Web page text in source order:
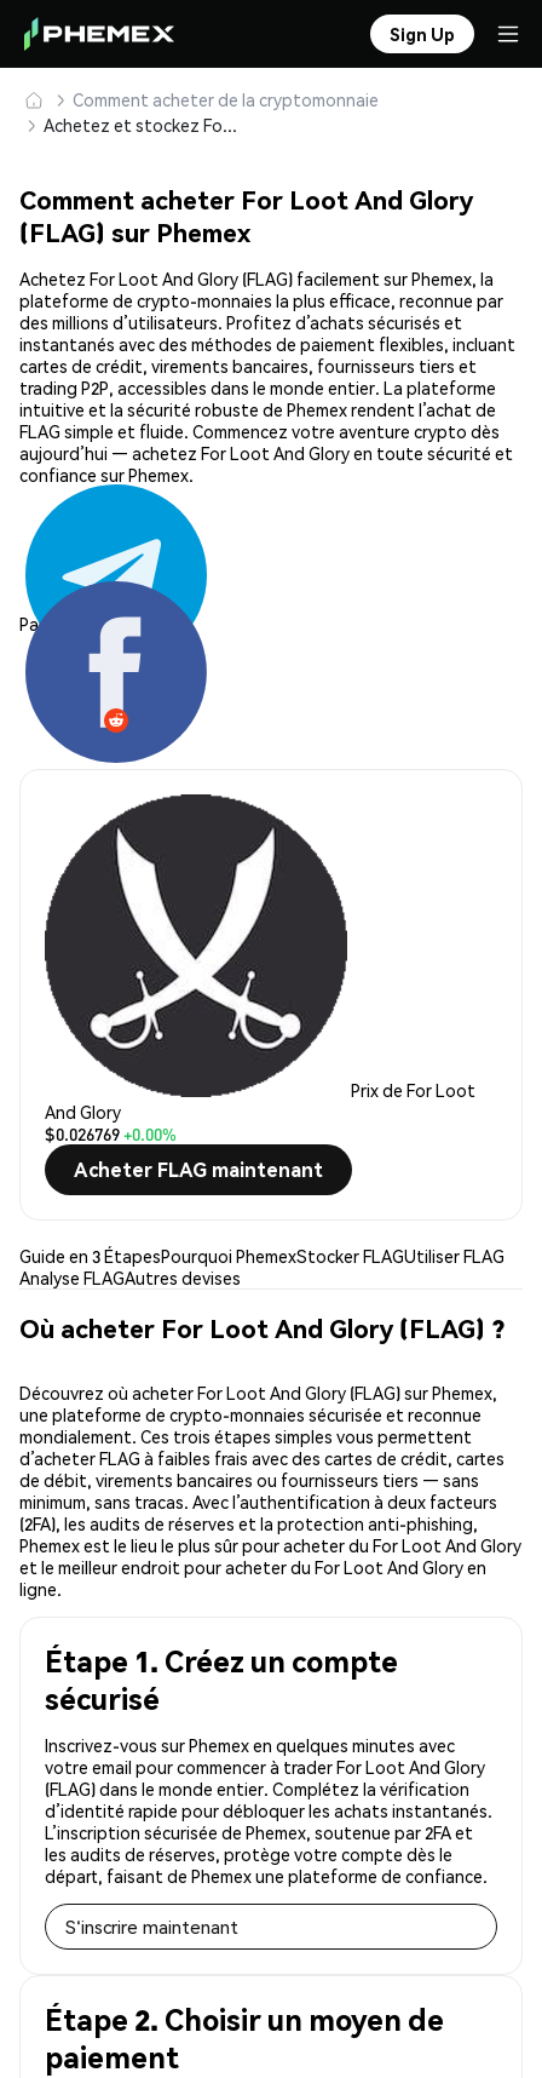
Sign Up
Comment acheter de la cryptomonnaie
Achetez et stockez For Loot And Glory (FLAG) en toute sécurité
Comment acheter For Loot And Glory
(FLAG) sur Phemex
Achetez For Loot And Glory (FLAG) facilement sur Phemex, la
plateforme de crypto-monnaies la plus efficace, reconnue par
des millions d’utilisateurs. Profitez d’achats sécurisés et
instantanés avec des méthodes de paiement flexibles, incluant
cartes de crédit, virements bancaires, fournisseurs tiers et
trading P2P, accessibles dans le monde entier. La plateforme
intuitive et la sécurité robuste de Phemex rendent l’achat de
FLAG simple et fluide. Commencez votre aventure crypto dès
aujourd’hui — achetez For Loot And Glory en toute sécurité et
confiance sur Phemex.
Partager:
Prix de For Loot
And Glory
$0.026769+0.00%
Acheter FLAG maintenant
Guide en 3 ÉtapesPourquoi PhemexStocker FLAGUtiliser FLAG
Analyse FLAGAutres devises
Où acheter For Loot And Glory (FLAG) ?
Découvrez où acheter For Loot And Glory (FLAG) sur Phemex,
une plateforme de crypto-monnaies sécurisée et reconnue
mondialement. Ces trois étapes simples vous permettent
d’acheter FLAG à faibles frais avec des cartes de crédit, cartes
de débit, virements bancaires ou fournisseurs tiers — sans
minimum, sans tracas. Avec l’authentification à deux facteurs
(2FA), les audits de réserves et la protection anti-phishing,
Phemex est le lieu le plus sûr pour acheter du For Loot And Glory
et le meilleur endroit pour acheter du For Loot And Glory en
ligne.
Étape 1. Créez un compte
sécurisé
Inscrivez-vous sur Phemex en quelques minutes avec
votre email pour commencer à trader For Loot And Glory
(FLAG) dans le monde entier. Complétez la vérification
d’identité rapide pour débloquer les achats instantanés.
L’inscription sécurisée de Phemex, soutenue par 2FA et
les audits de réserves, protège votre compte dès le
départ, faisant de Phemex une plateforme de confiance.
S'inscrire maintenant
Étape 2. Choisir un moyen de
paiement